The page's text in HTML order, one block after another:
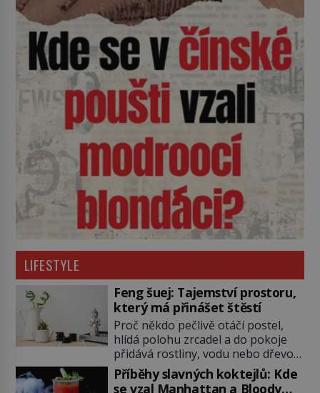
LIFESTYLE
Feng šuej: Tajemství prostoru,
který má přinášet štěstí
Proč někdo pečlivě otáčí postel,
hlídá polohu zrcadel a do pokoje
přidává rostliny, vodu nebo dřevo?
Feng šuej tvrdí, že domov není jen
soubor zdí a nábytku. Je to prostor,
Příběhy slavných koktejlů: Kde
se vzal Manhattan a Bloody